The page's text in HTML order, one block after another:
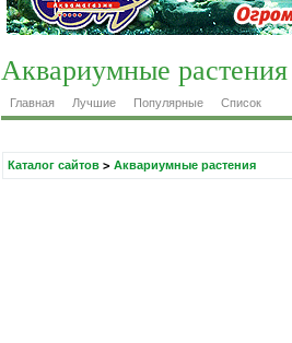
Аквариумные растения
Главная Лучшие Популярные Список
Каталог сайтов > Аквариумные растения